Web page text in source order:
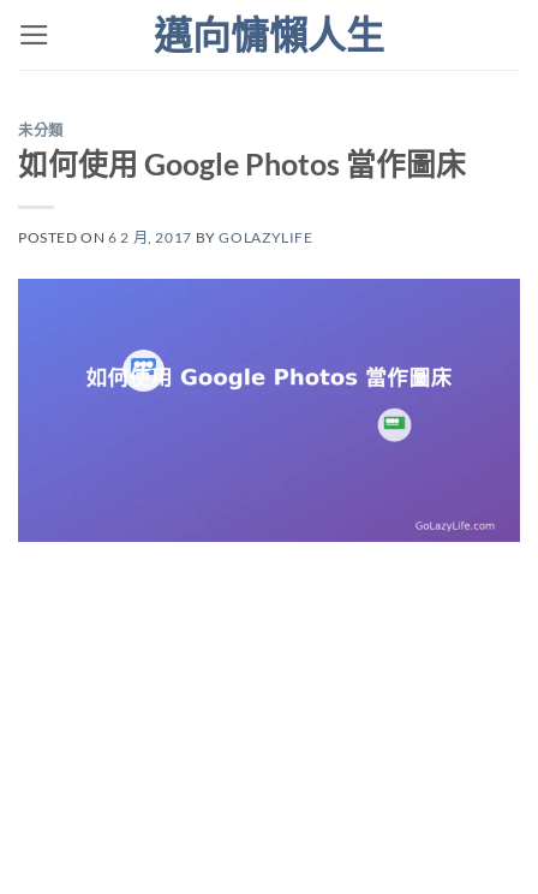
邁向慵懶人生
未分類
如何使用 Google Photos 當作圖床
POSTED ON6 2 月, 2017 BYGOLAZYLIFE